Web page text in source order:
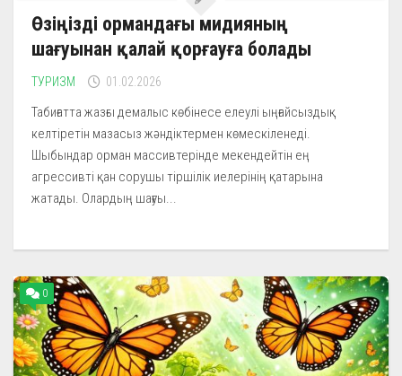
Өзіңізді ормандағы мидияның
шағуынан қалай қорғауға болады
ТУРИЗМ 01.02.2026
Табиғатта жазғы демалыс көбінесе елеулі ыңғайсыздық
келтіретін мазасыз жәндіктермен көмескіленеді.
Шыбындар орман массивтерінде мекендейтін ең
агрессивті қан сорушы тіршілік иелерінің қатарына
жатады. Олардың шағуы...
0